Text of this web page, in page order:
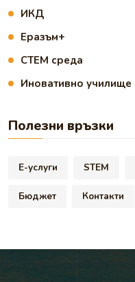
ИКД
Еразъм+
СТЕМ среда
Иновативно училище
Полезни връзки
Е-услуги STEM
Бюджет Контакти